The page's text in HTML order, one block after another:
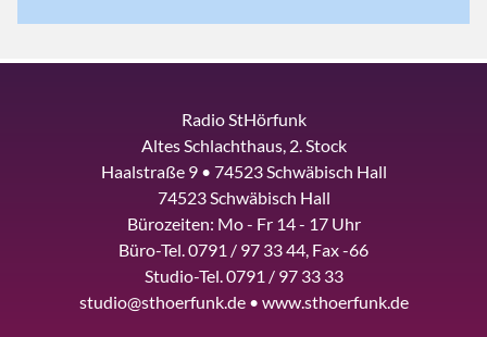
Radio StHörfunk
Altes Schlachthaus, 2. Stock
Haalstraße 9 • 74523 Schwäbisch Hall
74523 Schwäbisch Hall
Bürozeiten: Mo - Fr 14 - 17 Uhr
Büro-Tel. 0791 / 97 33 44, Fax -66
Studio-Tel. 0791 / 97 33 33
studio@sthoerfunk.de • www.sthoerfunk.de